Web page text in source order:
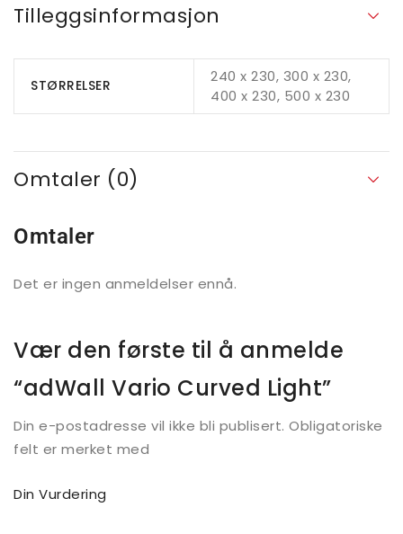
Tilleggsinformasjon
STØRRELSER
240 x 230, 300 x 230,
400 x 230, 500 x 230
Omtaler (0)
Omtaler
Det er ingen anmeldelser ennå.
Vær den første til å anmelde
“adWall Vario Curved Light”
Din e-postadresse vil ikke bli publisert. Obligatoriske
felt er merket med
Din Vurdering